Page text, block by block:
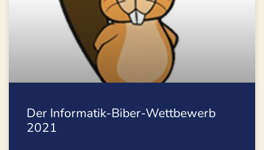
Der Informatik-Biber-Wettbewerb
2021